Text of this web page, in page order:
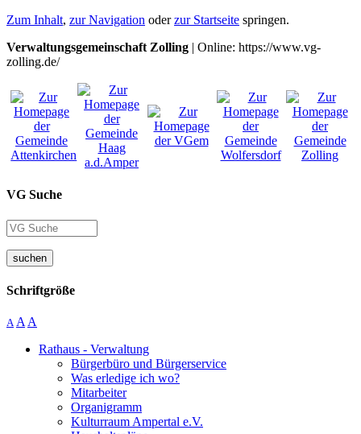
Zum Inhalt, zur Navigation oderzur Startseite springen.
Verwaltungsgemeinschaft Zolling | Online: https://www.vg-
zolling.de/
VG Suche
suchen
Schriftgröße
A A A
Rathaus - Verwaltung
Bürgerbüro und Bürgerservice
Was erledige ich wo?
Mitarbeiter
Organigramm
Kulturraum Ampertal e.V.